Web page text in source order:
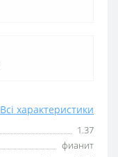
Всі характеристики
1.37
фианит